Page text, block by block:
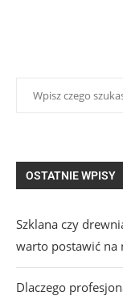
OSTATNIE WPISY
Szklana czy
warto postawić na
Dlaczego